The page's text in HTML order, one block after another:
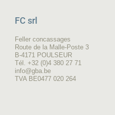
FC srl
Feller concassages
Route de la Malle-Poste 3
B-4171 POULSEUR
Tél. +32 (0)4 380 27 71
info@gba.be
TVA BE0477 020 264